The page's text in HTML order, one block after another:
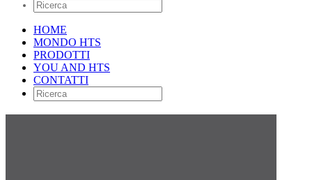
HOME
MONDO HTS
PRODOTTI
YOU AND HTS
CONTATTI